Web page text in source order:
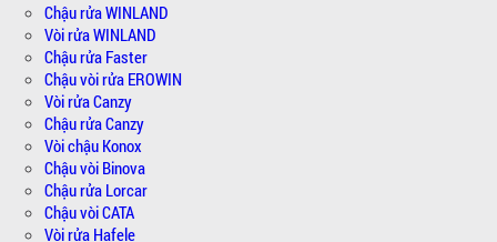
Chậu rửa WINLAND
Vòi rửa WINLAND
Chậu rửa Faster
Chậu vòi rửa EROWIN
Vòi rửa Canzy
Chậu rửa Canzy
Vòi chậu Konox
Chậu vòi Binova
Chậu rửa Lorcar
Chậu vòi CATA
Vòi rửa Hafele